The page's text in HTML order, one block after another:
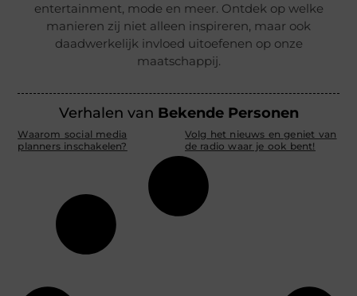
entertainment, mode en meer. Ontdek op welke
manieren zij niet alleen inspireren, maar ook
daadwerkelijk invloed uitoefenen op onze
maatschappij.
Verhalen van Bekende Personen
Waarom social media
planners inschakelen?
Volg het nieuws en geniet van
de radio waar je ook bent!